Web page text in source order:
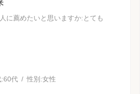
に薦めたいと思いますか:とても
:60代 性別:女性